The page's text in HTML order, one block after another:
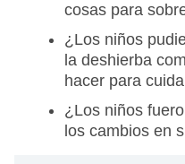
cosas para
¿Los niños
la deshierba
hacer para
¿Los niños
los cambios en